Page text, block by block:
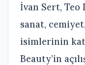
İvan Sert, Teo
sanat,
isimlerinin
Beauty’in